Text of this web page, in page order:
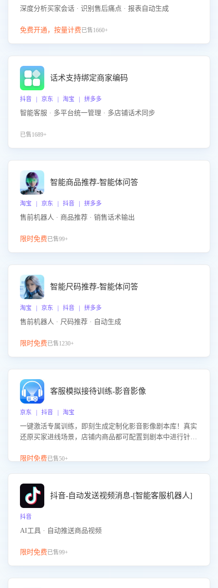
深度分析买家会话 · 识别售后痛点 · 报表自动生成
免费开通，按量计费已售1660+
话术支持绑定商家编码
抖音 | 京东 | 淘宝 | 拼多多
智能客服 · 多平台统一管理 · 多店铺话术同步
已售1689+
智能商品推荐-智能体问答
淘宝 | 京东 | 抖音 | 拼多多
售前机器人 · 商品推荐 · 销售话术输出
限时免费已售99+
智能尺码推荐-智能体问答
淘宝 | 京东 | 抖音 | 拼多多
售前机器人 · 尺码推荐 · 自动生成
限时免费已售1230+
客服模拟接待训练-影音影像
京东 | 抖音 | 淘宝
一键激活专属训练，即刻生成定制化影音影像剧本库！真实
还原买家进线场景，店铺内商品都可配置到剧本中进行针对
击 “立即开通”，快速获取影音影像类目剧本，一键开启客服
限时免费已售50+
抖音-自动发送视频消息-[智能客服机器人]
抖音
AI工具 · 自动推送商品视频
限时免费已售99+